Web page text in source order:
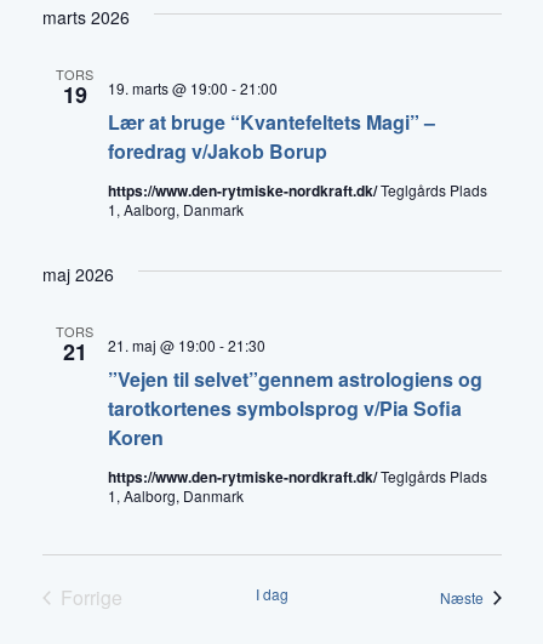
marts 2026
TORS
19
Lær at bruge “Kvantefeltets Magi” –
foredrag v/Jakob Borup
19. marts @ 19:00 -21:00
https://www.den-rytmiske-nordkraft.dk/Teglgårds Plads
1, Aalborg, Danmark
maj 2026
TORS
21
”Vejen til selvet”gennem astrologiens og
tarotkortenes symbolsprog v/Pia Sofia
Koren
21. maj @ 19:00 -21:30
https://www.den-rytmiske-nordkraft.dk/Teglgårds Plads
1, Aalborg, Danmark
Forrige
I dag Næste